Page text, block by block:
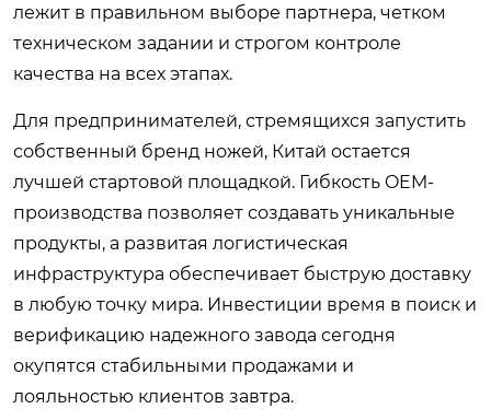
лежит в правильном выборе партнера, четком
техническом задании и строгом контроле
качества на всех этапах.
Для предпринимателей, стремящихся запустить
собственный бренд ножей, Китай остается
лучшей стартовой площадкой. Гибкость OEM-
производства позволяет создавать уникальные
продукты, а развитая логистическая
инфраструктура обеспечивает быструю доставку
в любую точку мира. Инвестиции время в поиск и
верификацию надежного завода сегодня
окупятся стабильными продажами и
лояльностью клиентов завтра.